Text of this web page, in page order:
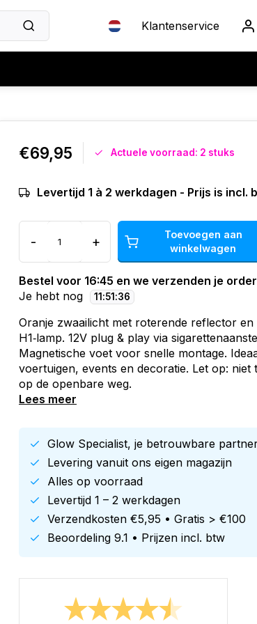
Klantenservice
€69,95 Actuele voorraad: 2 stuks
Levertijd 1 à 2 werkdagen - Prijs is incl.
- +
Toevoegen aan
winkelwagen
Bestel voor 16:45 en we verzenden je
Je hebt nog
11 :51 :35
Oranje zwaailicht met roterende reflector en
H1‑lamp. 12V plug & play via
Magnetische voet voor snelle montage.
voertuigen, events en decoratie. Let op: niet
op de openbare weg.
Lees meer
Glow Specialist, je betrouwbare
Levering vanuit ons eigen magazijn
Alles op voorraad
Levertijd 1 – 2 werkdagen
Verzendkosten €5,95 • Gratis > €100
Beoordeling 9.1 • Prijzen incl. btw